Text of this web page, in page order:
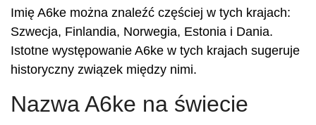
Imię A6ke można znaleźć częściej w tych krajach:
Szwecja, Finlandia, Norwegia, Estonia i Dania.
Istotne występowanie A6ke w tych krajach sugeruje
historyczny związek między nimi.
Nazwa A6ke na świecie